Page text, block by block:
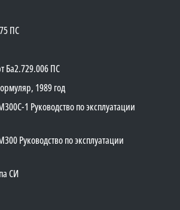
ПС
Ба2.729.006 ПС
1989 год
1 Руководство по эксплуатации
Руководство по эксплуатации
СИ